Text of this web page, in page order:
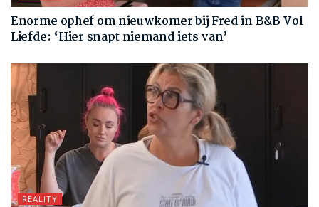
Enorme ophef om nieuwkomer bij Fred in B&B Vol
Liefde: ‘Hier snapt niemand iets van’
REALITY